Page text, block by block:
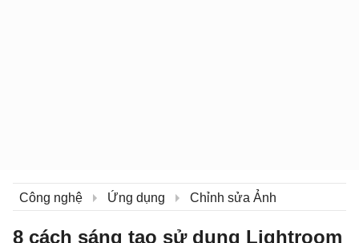
Công nghệ Ứng dụng Chỉnh sửa Ảnh
8 cách sáng tạo sử dụng Lightroom